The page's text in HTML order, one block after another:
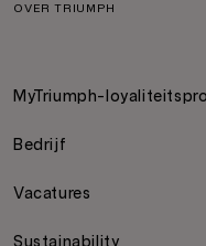
OVER TRIUMPH
MyTriumph-
Bedrijf
Vacatures
Sustainability